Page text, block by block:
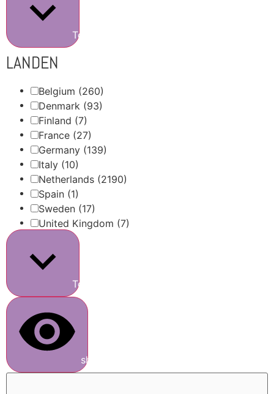
Toon meer
LANDEN
Belgium (260)
Denmark (93)
Finland (7)
France (27)
Germany (139)
Italy (10)
Netherlands (2190)
Spain (1)
Sweden (17)
United Kingdom (7)
Toon meer
show results